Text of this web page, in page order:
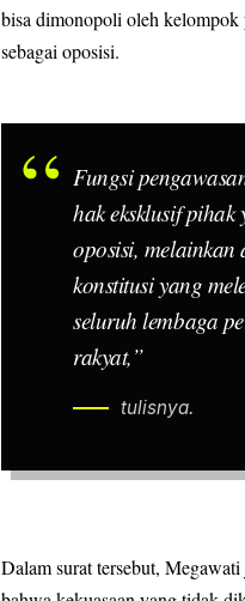
bisa dimonopoli oleh kelompok
sebagai oposisi.
Fungsi
hak eksklusif pihak
oposisi, melainkan
konstitusi yang
seluruh lembaga
rakyat,”
tulisnya.
Dalam surat tersebut,